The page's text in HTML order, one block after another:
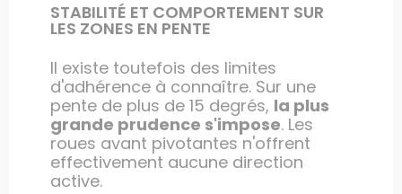
STABILITÉ ET COMPORTEMENT SUR
LES ZONES EN PENTE
Il existe toutefois des limites
d'adhérence à connaître. Sur une
pente de plus de 15 degrés, la plus
grande prudence s'impose. Les
roues avant pivotantes n'offrent
effectivement aucune direction
active.